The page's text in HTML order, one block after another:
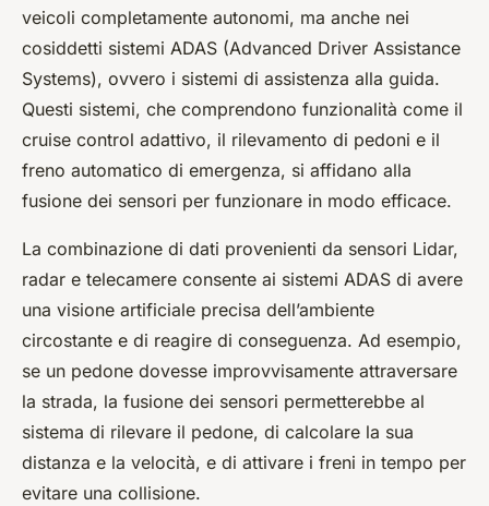
veicoli completamente autonomi, ma anche nei
cosiddetti sistemi ADAS (Advanced Driver Assistance
Systems), ovvero i sistemi di assistenza alla guida.
Questi sistemi, che comprendono funzionalità come il
cruise control adattivo, il rilevamento di pedoni e il
freno automatico di emergenza, si affidano alla
fusione dei sensori per funzionare in modo efficace.
La combinazione di dati provenienti da sensori Lidar,
radar e telecamere consente ai sistemi ADAS di avere
una visione artificiale precisa dell’ambiente
circostante e di reagire di conseguenza. Ad esempio,
se un pedone dovesse improvvisamente attraversare
la strada, la fusione dei sensori permetterebbe al
sistema di rilevare il pedone, di calcolare la sua
distanza e la velocità, e di attivare i freni in tempo per
evitare una collisione.